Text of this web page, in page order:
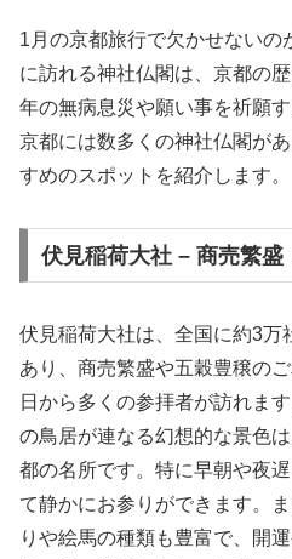
1月の京都旅行で欠かせないの
に訪れる神社仏閣は、京都の
年の無病息災や願い事を祈願
京都には数多くの神社仏閣が
すめのスポットを紹介します。
伏見稲荷大社 – 商売繁盛
伏見稲荷大社は、全国に約3万
あり、商売繁盛や五穀豊穣の
日から多くの参拝者が訪れま
の鳥居が連なる幻想的な景色
都の名所です。特に早朝や夜
て静かにお参りができます。
りや絵馬の種類も豊富で、開